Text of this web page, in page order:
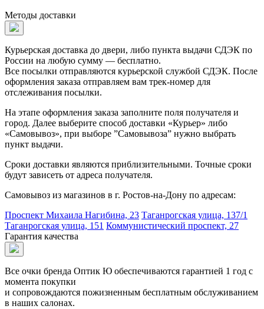
Методы доставки
Курьерская доставка до двери, либо пункта выдачи СДЭК по
России на любую сумму — бесплатно.
Все посылки отправляются курьерской службой СДЭК. После
оформления заказа отправляем вам трек-номер для
отслеживания посылки.
На этапе оформления заказа заполните поля получателя и
город. Далее выберите способ доставки «Курьер» либо
«Самовывоз», при выборе ”Самовывоза” нужно выбрать
пункт выдачи.
Сроки доставки являются приблизительными. Точные сроки
будут зависеть от адреса получателя.
Самовывоз из магазинов в г. Ростов-на-Дону по адресам:
Проспект Михаила Нагибина, 23 Таганрогская улица, 137/1
Таганрогская улица, 151 Коммунистический проспект, 27
Гарантия качества
Все очки бренда Оптик Ю обеспечиваются гарантией 1 год с
момента покупки
и сопровождаются пожизненным бесплатным обслуживанием
в наших салонах.